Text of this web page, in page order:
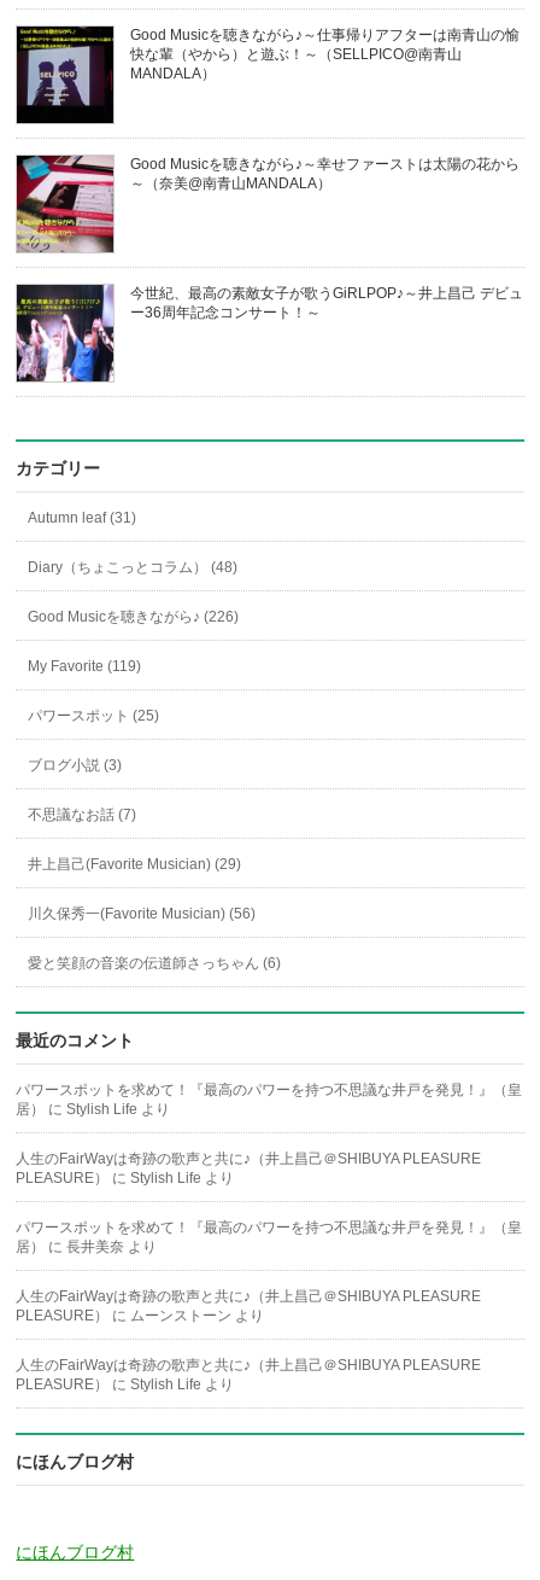
Good Musicを聴きながら♪～仕事帰りアフターは南青山の愉
快な輩（やから）と遊ぶ！～（SELLPICO@南青山
MANDALA）
Good Musicを聴きながら♪～幸せファーストは太陽の花から
～（奈美@南青山MANDALA）
今世紀、最高の素敵女子が歌うGiRLPOP♪～井上昌己 デビュ
ー36周年記念コンサート！～
カテゴリー
Autumn leaf (31)
Diary（ちょこっとコラム） (48)
Good Musicを聴きながら♪ (226)
My Favorite (119)
パワースポット (25)
ブログ小説 (3)
不思議なお話 (7)
井上昌己(Favorite Musician) (29)
川久保秀一(Favorite Musician) (56)
愛と笑顔の音楽の伝道師さっちゃん (6)
最近のコメント
パワースポットを求めて！『最高のパワーを持つ不思議な井戸を発見！』（皇
居）
にStylish Life より
人生のFairWayは奇跡の歌声と共に♪（井上昌己＠SHIBUYA PLEASURE
PLEASURE）
にStylish Life より
パワースポットを求めて！『最高のパワーを持つ不思議な井戸を発見！』（皇
居）
に長井美奈 より
人生のFairWayは奇跡の歌声と共に♪（井上昌己＠SHIBUYA PLEASURE
PLEASURE）
に ムーンストーン より
人生のFairWayは奇跡の歌声と共に♪（井上昌己＠SHIBUYA PLEASURE
PLEASURE）
にStylish Life より
にほんブログ村
にほんブログ村